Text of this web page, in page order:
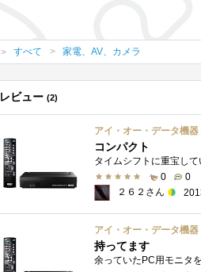
すべて 家電、AV、カメラ
レビュー (2)
アイ・オー・データ機
コンパクト
タイムシフトに重宝し
0
0
２６２さん
アイ・オー・データ機
持ってます